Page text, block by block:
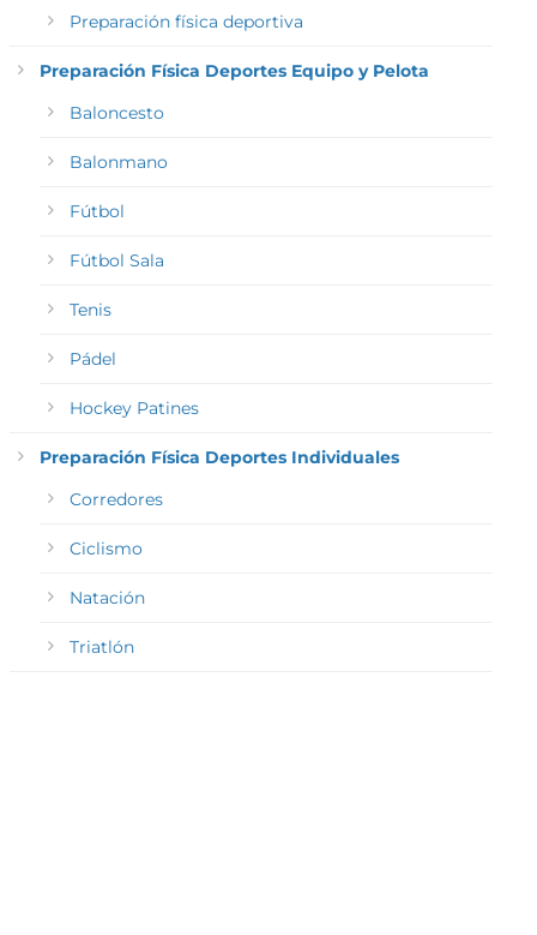
Preparación física deportiva
Preparación Física Deportes Equipo y Pelota
Baloncesto
Balonmano
Fútbol
Fútbol Sala
Tenis
Pádel
Hockey Patines
Preparación Física Deportes Individuales
Corredores
Ciclismo
Natación
Triatlón